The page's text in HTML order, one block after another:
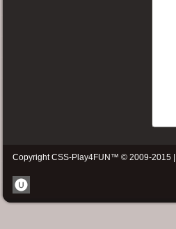
Copyright CSS-Play4FUN™ © 2009-2015 ||